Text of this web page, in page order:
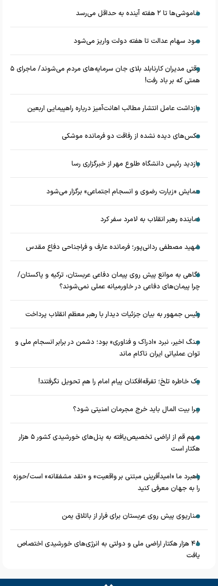
خاموشی‌ها تا ۲ هفته آینده به حداقل می‌رسد
سود سهام عدالت تا هفته دولت واریز می‌شود
وقتی مدیران کارنابلد بلای جان سرمایه‌های مردم می‌شوند/ ماجرای ۵
همتی که بر باد رفت!
بازداشت عامل انتشار مطالب اهانت‌آمیز درباره راهپیمایی اربعین
عکس‌های دیده نشده از رفاقت دو فرمانده‌ موشکی
بازدید رئیس دانشگاه طلوع مهر از خبرگزاری رسا
همایش «زیارت رضوی و انسجام اجتماعی» برگزار می‌شود
نماینده رهبر انقلاب به لامرد سفر کرد
شهید مصطفی ردانی‌پور؛ فرمانده عارف و فراجناحی دفاع مقدس
نگاهی به موانع پیش روی پیمان دفاعی عربستان، ترکیه و پاکستان/
چرا پیمان‌های دفاعی در خاورمیانه عملی نمی‌شوند؟
رئیس جمهور به بیان جزئیات دیدار با رهبر معظم انقلاب پرداخت
جنگ اخیر، نبرد «ادراک و فناوری» بود؛ دشمن در برابر انسجام ملی و
توان عملیاتی ایران ناکام ماند
یک خاطره تلخ؛ تفرقه‌افکنان پیام امام را هم تحویل نگرفتند!
چرا بیت المال باید خرج مجرمان امنیتی شود؟
سهم قم از اراضی تخصیص‌یافته به پنل‌های خورشیدی کشور ۵ هزار
هکتار است
راهبرد ما «امیدآفرینی مبتنی بر واقعیت» و «نقد مشفقانه» است/حوزه
را به جهان معرفی کنید
سناریوی پیش روی عربستان برای فرار از باتلاق یمن
۴۸ هزار هکتار اراضی ملی و دولتی به انرژی‌های خورشیدی اختصاص
یافت